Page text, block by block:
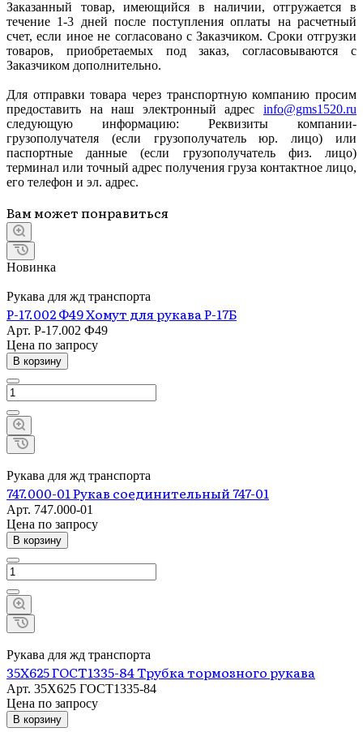
Заказанный товар, имеющийся в наличии, отгружается в
течение 1-3 дней после поступления оплаты на расчетный
счет, если иное не согласовано с Заказчиком. Сроки отгрузки
товаров, приобретаемых под заказ, согласовываются с
Заказчиком дополнительно.
Для отправки товара через транспортную компанию просим
предоставить на наш электронный адрес info@gms1520.ru
следующую информацию: Реквизиты компании-
грузополучателя (если грузополучатель юр. лицо) или
паспортные данные (если грузополучатель физ. лицо)
терминал или точный адрес получения груза контактное лицо,
его телефон и эл. адрес.
Вам может понравиться
Новинка
Рукава для жд транспорта
Р-17.002 Ф49 Хомут для рукава Р-17Б
Арт. Р-17.002 Ф49
Цена по запросу
В корзину
Рукава для жд транспорта
747.000-01 Рукав соединительный 747-01
Арт. 747.000-01
Цена по запросу
В корзину
Рукава для жд транспорта
35Х625 ГОСТ1335-84 Трубка тормозного рукава
Арт. 35Х625 ГОСТ1335-84
Цена по запросу
В корзину